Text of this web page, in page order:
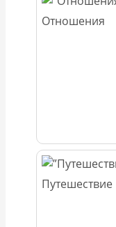
Отношения
Путешествие